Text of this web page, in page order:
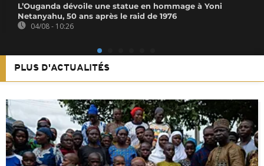
L’Ouganda dévoile une statue en hommage à Yoni
Netanyahu, 50 ans après le raid de 1976
04/08 - 10:26
PLUS D'ACTUALITÉS